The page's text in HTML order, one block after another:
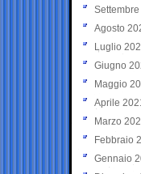
Agosto
Luglio
Giugno
Maggio
Aprile
Marzo
Febbraio
Gennaio